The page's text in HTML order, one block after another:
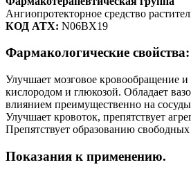
Ангиопротекторное средство
КОД АТХ: N06ВХ19
Фармакологические свойства:
Улучшает мозговое кровообращение и
кислородом и глюкозой. Обладает
влиянием преимущественно на
Улучшает кровоток, препятствует
Препятствует образованию
Показания к применению.